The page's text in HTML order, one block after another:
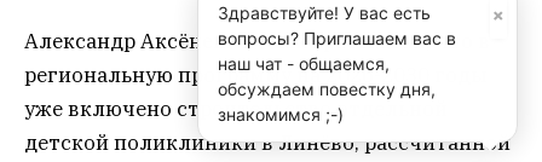
Александр Аксёненко также рассказал, что в
региональную программу на 2026-2030 годы
уже включено строительство отдельной
детской поликлиники в Линёво, рассчитанной
×
Здравствуйте! У вас есть
вопросы? Приглашаем вас в
наш чат - общаемся,
обсуждаем повестку дня,
знакомимся ;-)